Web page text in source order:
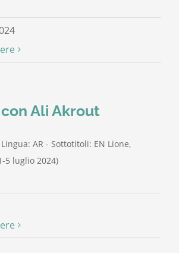
Ali Akrout
AR - Sottotitoli: EN Lione,
5 luglio 2024)